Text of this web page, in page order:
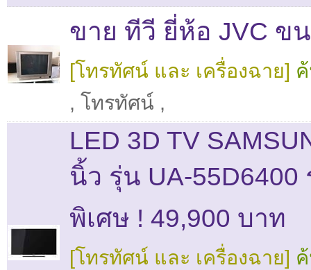
ขาย ทีวี ยี่ห้อ JVC ข
[โทรทัศน์ และ เครื่องฉาย]
, โทรทัศน์ ,
LED 3D TV
นิ้ว รุ่น UA-55D6400
พิเศษ ! 49,900 บาท
[โทรทัศน์ และ เครื่องฉาย]